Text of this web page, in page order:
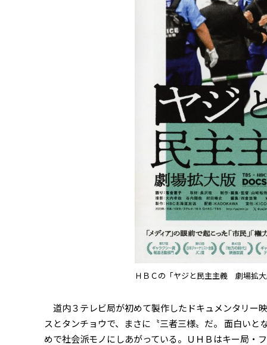
ＨＢＣの「ヤジと民主主義 劇場拡
道内３テレビ局が初めて製作したドキュメンタリー
スとタンチョウで、まさに〝三者三様〟だ。 面白い
めで社会派モノにしあがっている。ＵＨＢはキー局・